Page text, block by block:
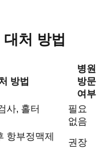
처 방법
방법
병원
방문
여부
사, 홀터
필요
없음
항부정맥제
권장